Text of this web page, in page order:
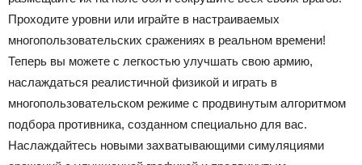
Проходите уровни или играйте в настраиваемых
многопользовательских сражениях в реальном времени!
Теперь вы можете с легкостью улучшать свою армию,
наслаждаться реалистичной физикой и играть в
многопользовательском режиме с продвинутым алгоритмом
подбора противника, созданном специально для вас.
Наслаждайтесь новыми захватывающими симуляциями